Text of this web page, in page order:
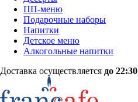
ПП-меню
Подарочные наборы
Напитки
Детское меню
Алкогольные напитки
Доставка осуществляется до 22:30